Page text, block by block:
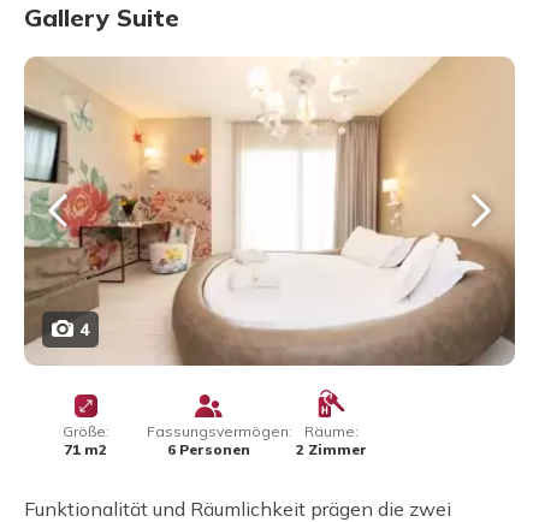
Gallery Suite
4
Größe:
71 m2
Fassungsvermögen:
6 Personen
Räume:
2 Zimmer
Funktionalität und Räumlichkeit prägen die zwei